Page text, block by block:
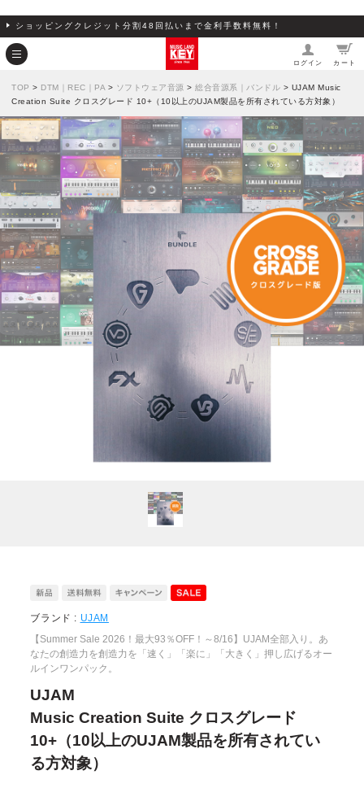
ショッピングクレジット分割48回払いまで金利手数料無料！
ログイン カート
TOP > DTM｜REC｜PA > ソフトウェア音源 > 総合音源系｜バンドル > UJAM Music
Creation Suite クロスグレード 10+（10以上のUJAM製品を所有されている方対象）
ブランド : UJAM
【Summer Sale 2026！最大93％OFF！～8/16】UJAM全部入り。あ
なたの創造力を創造力を「速く」「楽に」「大きく」押し広げるオー
ルインワンパック。
UJAM
Music Creation Suite クロスグレード
10+（10以上のUJAM製品を所有されてい
る方対象）